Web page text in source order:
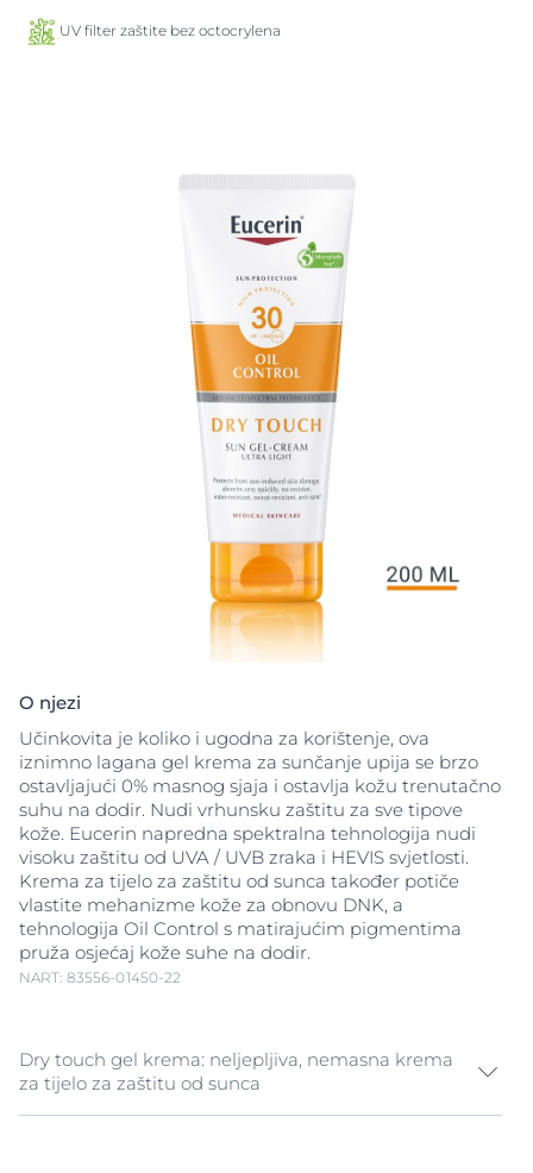
UV filter zaštite bez octocrylena
O njezi
Učinkovita je koliko i ugodna za korištenje, ova
iznimno lagana gel krema za sunčanje upija se brzo
ostavljajući 0% masnog sjaja i ostavlja kožu trenutačno
suhu na dodir. Nudi vrhunsku zaštitu za sve tipove
kože. Eucerin napredna spektralna tehnologija nudi
visoku zaštitu od UVA / UVB zraka i HEVIS svjetlosti.
Krema za tijelo za zaštitu od sunca također potiče
vlastite mehanizme kože za obnovu DNK, a
tehnologija Oil Control s matirajućim pigmentima
pruža osjećaj kože suhe na dodir.
NART: 83556-01450-22
Dry touch gel krema: neljepljiva, nemasna krema
za tijelo za zaštitu od sunca